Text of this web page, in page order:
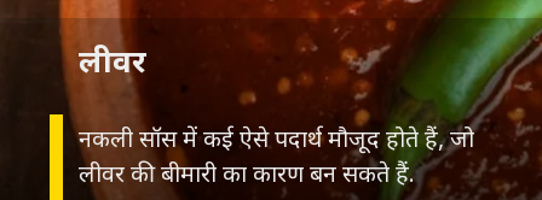
नकली सॉस में कई ऐसे पदार्थ मौजूद होते हैं, जो
लीवर की बीमारी का कारण बन सकते हैं.
लीवर